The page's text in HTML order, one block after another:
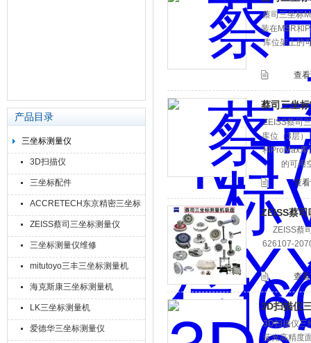
产品目录
三坐标测量仪
3D扫描仪
三坐标配件
ACCRETECH东京精密三坐标
ZEISS蔡司三坐标测量仪
三坐标测量仪维修
mitutoyo三丰三坐标测量机
海克斯康三坐标测量机
LK三坐标测量机
爱德华三坐标测量仪
蔡司三坐标
装在MSR和
库位架上的
查
蔡司三坐
ZEISS蔡司
库位（3层）
和ProMax库
的可用
查
ZEISS蔡
ZEISS蔡
626107-
查
3D扫描仪
3D扫描仪三
蓝光高精度